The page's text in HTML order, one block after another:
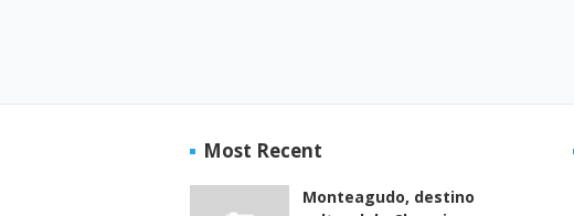
Most Recent
Monteagudo, destino